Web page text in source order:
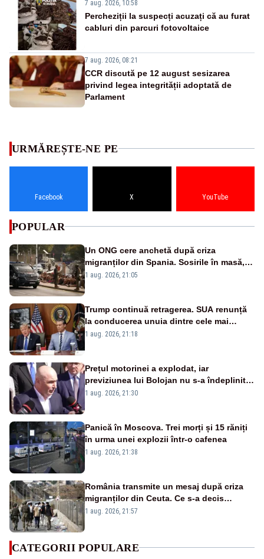
7 aug. 2026, 10:58
Percheziții la suspecți acuzați că au furat
cabluri din parcuri fotovoltaice
7 aug. 2026, 08:21
CCR discută pe 12 august sesizarea
privind legea integrității adoptată de
Parlament
URMĂREȘTE-NE PE
Facebook X YouTube
POPULAR
Un ONG cere anchetă după criza
migranților din Spania. Sosirile în masă,
imposibile fără ”acordul autorităților”
1 aug. 2026, 21:05
Trump continuă retragerea. SUA renunță
la conducerea unuia dintre cele mai
importante programe militare pentru
1 aug. 2026, 21:18
Prețul motorinei a explodat, iar
previziunea lui Bolojan nu s-a îndeplinit.
Ce spunea premierul demis în urmă cu
1 aug. 2026, 21:30
Panică în Moscova. Trei morți și 15 răniți
în urma unei explozii într-o cafenea
1 aug. 2026, 21:38
România transmite un mesaj după criza
migranților din Ceuta. Ce s-a decis
împreună cu statele UE
1 aug. 2026, 21:57
CATEGORII POPULARE